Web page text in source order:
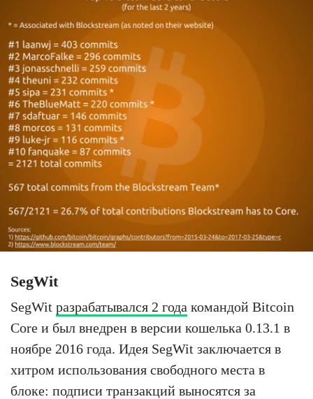
SegWit
SegWit разрабатывался 2 года командой Bitcoin
Core и был внедрен в версии кошелька 0.13.1 в
ноябре 2016 года. Идея SegWit заключается в
хитром использования свободного места в
блоке: подписи транзакций выносятся за